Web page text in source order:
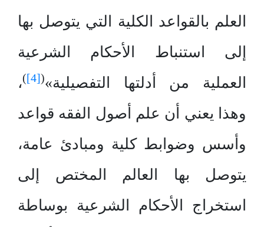
العلم بالقواعد الكلية التي يتوصل بها
إلى استنباط الأحكام الشرعية
العملية من أدلتها التفصيلية»(
[4]
)،
وهذا يعني أن علم أصول الفقه قواعد
وأسس وضوابط كلية ومبادئ عامة،
يتوصل بها العالم المختص إلى
استخراج الأحكام الشرعية بوساطة